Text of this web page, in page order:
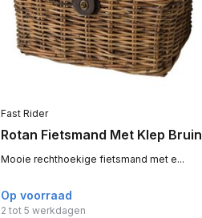
Fast Rider
Rotan Fietsmand Met Klep Bruin
Mooie rechthoekige fietsmand met e...
Op voorraad
2 tot 5 werkdagen